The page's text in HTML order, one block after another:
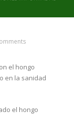
el hongo
en la sanidad
el hongo